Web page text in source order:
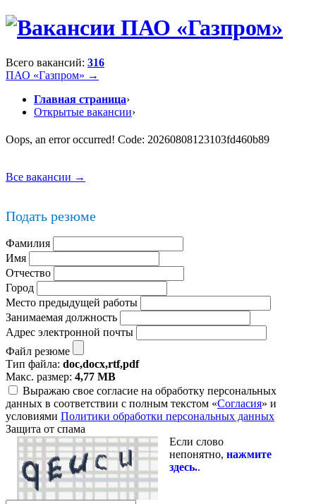
Всего вакансий: 316
ПАО «Газпром» →
Главная страница›
Открытые вакансии›
Oops, an error occurred! Code: 20260808123103fd460b89
Все вакансии →
Подать резюме
Фамилия
Имя
Отчество
Город
Место предыдущей работы
Занимаемая должность
Адрес электронной почты
Файл резюме
Тип файла: doc,docx,rtf,pdf
Макс. размер: 4,77 MB
Выражаю свое согласие на обработку персональных
данных в соответствии с полным текстом «Согласия» и
условиями Политики обработки персональных данных
Защита от спама
Если слово
непонятно, нажмите
здесь..